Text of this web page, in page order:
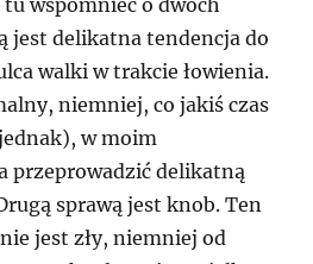
wspomnieć o dwóch
jest delikatna tendencja do
walki w trakcie łowienia.
niemniej, co jakiś czas
w moim
przeprowadzić delikatną
sprawą jest knob. Ten
jest zły, niemniej od